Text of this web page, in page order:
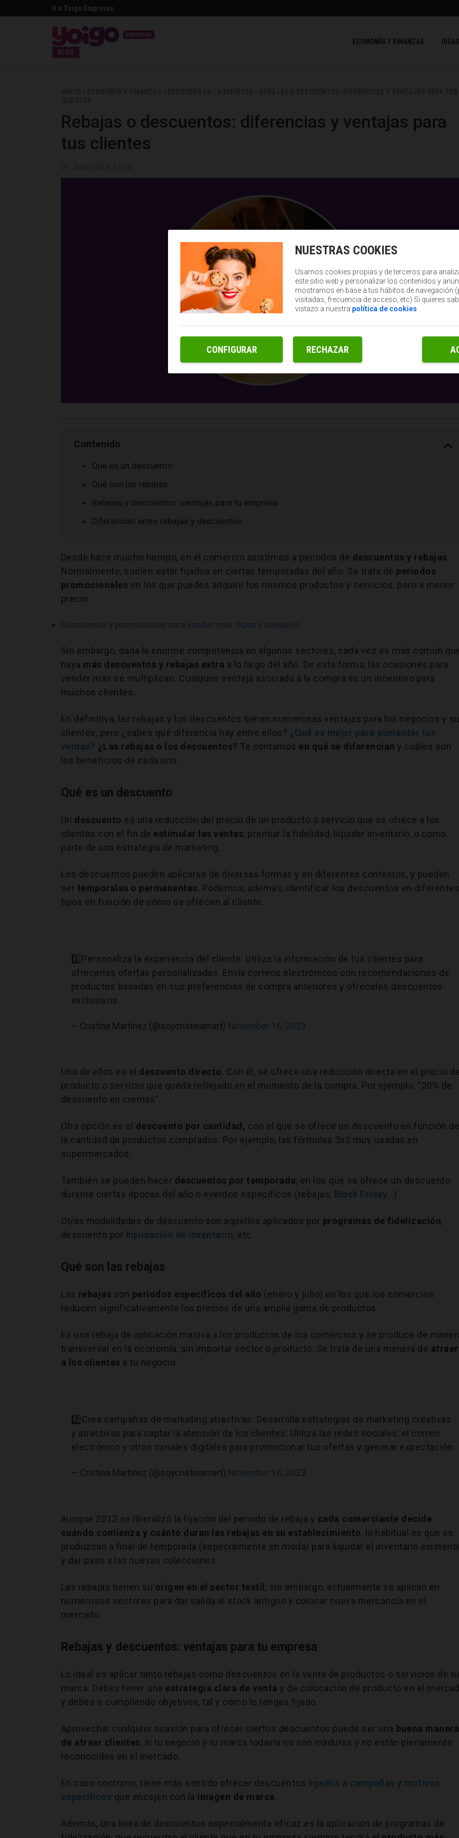
Ir a Yoigo Empresas
BLOG
ECONOMÍA Y FINANZAS
Rebajas o descuentos: diferencias y ventajas para
tus clientes
Contenido
Qué es un descuento
Qué son las rebajas
Rebajas y descuentos: ventajas para tu empresa
Diferencias entre rebajas y descuentos
Desde hace mucho tiempo, en el comercio asistimos a periodos de descuentos y rebajas.
Normalmente, suelen estar fijados en ciertas temporadas del año. Se trata de periodos
promocionales en los que puedes adquirir los mismos productos y servicios, pero a menor
precio.
Descuentos y promociones para vender más: tipos y consejos
Sin embargo, dada la enorme competencia en algunos sectores, cada vez es más común
haya más descuentos y rebajas extra a lo largo del año. De esta forma, las ocasiones para
vender más se multiplican. Cualquier ventaja asociada a la compra es un incentivo para
muchos clientes.
En definitiva, las rebajas y los descuentos tienen numerosas ventajas para los negocios y
clientes, pero ¿sabes qué diferencia hay entre ellos? ¿Qué es mejor para aumentar tus
ventas? ¿Las rebajas o los descuentos? Te contamos en qué se diferencian y cuáles son
los beneficios de cada uno.
Qué es un descuento
Un descuento es una reducción del precio de un producto o servicio que se ofrece a los
clientes con el fin de estimular las ventas, premiar la fidelidad, liquidar inventario, o como
parte de una estrategia de marketing.
Los descuentos pueden aplicarse de diversas formas y en diferentes contextos, y pueden
ser temporales o permanentes. Podemos, además, identificar los descuentos en
tipos en función de cómo se ofrecen al cliente.
5️⃣Personaliza la experiencia del cliente: Utiliza la información de tus clientes para
ofrecerles ofertas personalizadas. Envía correos electrónicos con recomendaciones de
productos basadas en sus preferencias de compra anteriores y ofréceles descuentos
exclusivos.
— Cristina Martinez (@soycristinamart) November 16, 2023
Uno de ellos es el descuento directo. Con él, se ofrece una reducción directa en el precio
producto o servicio que queda reflejado en el momento de la compra. Por ejemplo, “20% de
descuento en cremas”.
Otra opción es el descuento por cantidad, con el que se ofrece un descuento en función
la cantidad de productos comprados. Por ejemplo, las fórmulas 3x2 muy usadas en
supermercados.
También se pueden hacer descuentos por temporada, en los que se ofrece un descuento
durante ciertas épocas del año o eventos específicos (rebajas, Black Friday…)
Otras modalidades de descuento son aquellos aplicados por programas de fidelización,
descuento por liquidación de inventario, etc.
Qué son las rebajas
Las rebajas son periodos específicos del año (enero y julio) en los que los comercios
reducen significativamente los precios de una amplia gama de productos.
Es una rebaja de aplicación masiva a los productos de los comercios y se produce de
transversal en la economía, sin importar sector o producto. Se trata de una manera de atraer
a los clientes a tu negocio.
2️⃣Crea campañas de marketing atractivas: Desarrolla estrategias de marketing creativas
y atractivas para captar la atención de los clientes. Utiliza las redes sociales, el correo
electrónico y otros canales digitales para promocionar tus ofertas y generar expectación.
— Cristina Martinez (@soycristinamart) November 16, 2023
Aunque 2012 se liberalizó la fijación del periodo de rebaja y cada comerciante decide
cuándo comienza y cuánto duran las rebajas en su establecimiento, lo habitual es que se
produzcan a final de temporada (especialmente en moda) para liquidar el inventario
y dar paso a las nuevas colecciones.
Las rebajas tienen su origen en el sector textil, sin embargo, actualmente se aplican en
numerosos sectores para dar salida al stock antiguo y colocar nueva mercancía en el
mercado.
Rebajas y descuentos: ventajas para tu empresa
Lo ideal es aplicar tanto rebajas como descuentos en la venta de productos o servicios de tu
marca. Debes tener una estrategia clara de venta y de colocación de producto en el
y debes ir cumpliendo objetivos, tal y como lo tengas fijado.
Aprovechar cualquier ocasión para ofrecer ciertos descuentos puede ser una buena manera
de atraer clientes, si tu negocio y tu marca todavía no son maduras y no están plenamente
reconocidas en el mercado.
En caso contrario, tiene más sentido ofrecer descuentos ligados a campañas y motivos
específicos que encajen con la imagen de marca.
Además, una línea de descuentos especialmente eficaz es la aplicación de programas de
NUESTRAS COOKIES
Usamos cookies propias y de terceros para
este sitio web y personalizar los contenidos y
mostramos en base a tus hábitos de navegación
visitadas, frecuencia de acceso, etc) Si quieres
vistazo a nuestra política de cookies
RECHAZAR
CONFIGURAR